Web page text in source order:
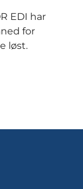
EDI har
for
løst.